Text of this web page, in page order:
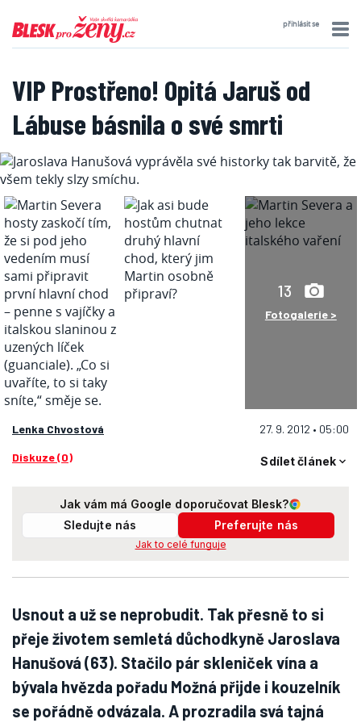
přihlásit se
VIP Prostřeno! Opitá Jaruš od
Lábuse básnila o své smrti
13
Fotogalerie >
Lenka Chvostová 27. 9. 2012 • 05:00
Diskuze (0) Sdílet článek
Jak vám má Google doporučovat Blesk?
Sledujte nás
Preferujte nás
Jak to celé funguje
Usnout a už se neprobudit. Tak přesně to si
přeje životem semletá důchodkyně Jaroslava
Hanušová (63). Stačilo pár skleniček vína a
bývala hvězda pořadu Možná přijde i kouzelník
se pořádně odvázala. A prozradila svá tajná